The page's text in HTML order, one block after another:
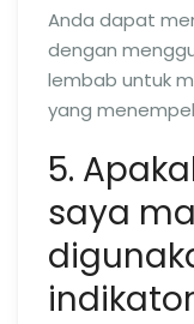
Anda dapat
dengan
lembab untuk
yang
5.
saya